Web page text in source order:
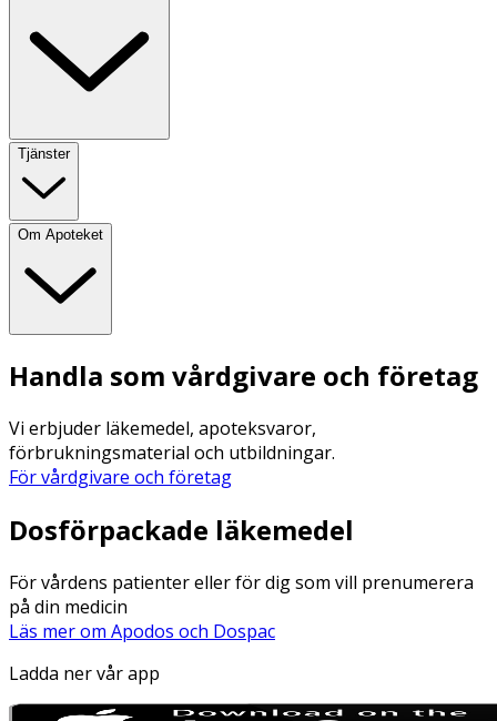
Tjänster
Om Apoteket
Handla som vårdgivare och företag
Vi erbjuder läkemedel, apoteksvaror,
förbrukningsmaterial och utbildningar.
För vårdgivare och företag
Dosförpackade läkemedel
För vårdens patienter eller för dig som vill prenumerera
på din medicin
Läs mer om Apodos och Dospac
Ladda ner vår app